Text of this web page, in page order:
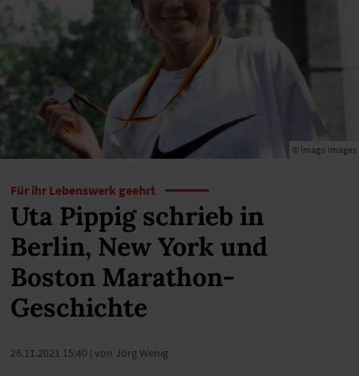
© imago images
Für ihr Lebenswerk geehrt
Uta Pippig schrieb in
Berlin, New York und
Boston Marathon-
Geschichte
26.11.2021 15:40 | von Jörg Wenig